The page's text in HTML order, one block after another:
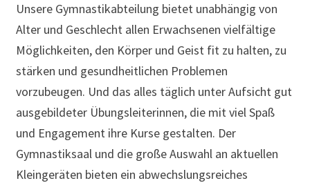
Unsere Gymnastikabteilung bietet unabhängig von
Alter und Geschlecht allen Erwachsenen vielfältige
Möglichkeiten, den Körper und Geist fit zu halten, zu
stärken und gesundheitlichen Problemen
vorzubeugen. Und das alles täglich unter Aufsicht gut
ausgebildeter Übungsleiterinnen, die mit viel Spaß
und Engagement ihre Kurse gestalten. Der
Gymnastiksaal und die große Auswahl an aktuellen
Kleingeräten bieten ein abwechslungsreiches